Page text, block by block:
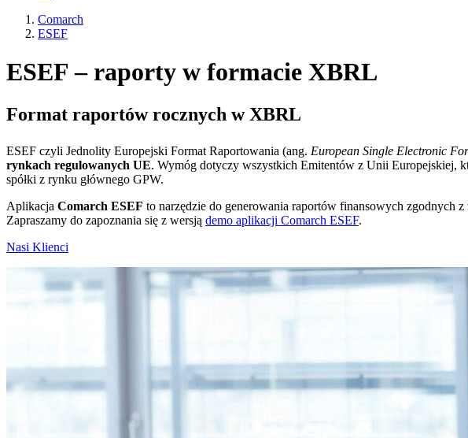
Comarch
ESEF
ESEF – raporty w formacie XBRL
Format raportów rocznych w XBRL
ESEF czyli Jednolity Europejski Format Raportowania (ang. European Single Electronic
rynkach regulowanych UE. Wymóg dotyczy wszystkich Emitentów z Unii Europejskiej,
spółki z rynku głównego GPW.
Aplikacja Comarch ESEF to narzędzie do generowania raportów finansowych zgodnych
Zapraszamy do zapoznania się z wersją demo aplikacji Comarch ESEF.
Nasi Klienci